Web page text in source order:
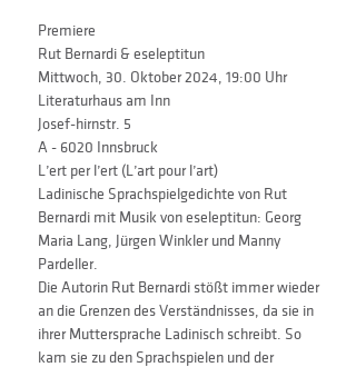
Premiere
Rut Bernardi & eseleptitun
Mittwoch, 30. Oktober 2024, 19:00 Uhr
Literaturhaus am Inn
Josef-hirnstr. 5
A - 6020 Innsbruck
L’ert per l’ert (L’art pour l’art)
Ladinische Sprachspielgedichte von Rut
Bernardi mit Musik von eseleptitun: Georg
Maria Lang, Jürgen Winkler und Manny
Pardeller.
Die Autorin Rut Bernardi stößt immer wieder
an die Grenzen des Verständnisses, da sie in
ihrer Muttersprache Ladinisch schreibt. So
kam sie zu den Sprachspielen und der